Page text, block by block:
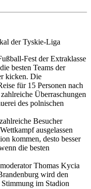
der Tyskie-Liga
Fest der Extraklasse
besten Teams der
kicken. Die
für 15 Personen nach
Überraschungen
des polnischen
Besucher
ausgelassen
kommen, desto besser
die besten
Thomas Kycia
wird den
im Stadion